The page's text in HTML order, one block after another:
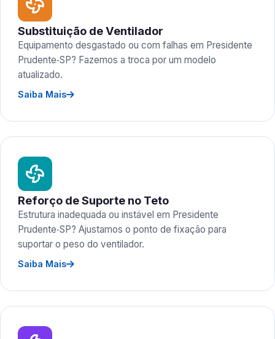
Substituição de Ventilador
Equipamento desgastado ou com falhas em Presidente
Prudente‑SP? Fazemos a troca por um modelo
atualizado.
Saiba Mais
Reforço de Suporte no Teto
Estrutura inadequada ou instável em Presidente
Prudente‑SP? Ajustamos o ponto de fixação para
suportar o peso do ventilador.
Saiba Mais